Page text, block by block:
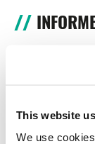
This website
We use
Kaspersky
América Latina.